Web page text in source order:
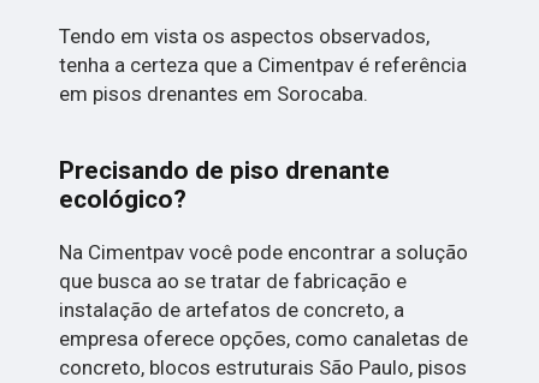
Tendo em vista os aspectos observados,
tenha a certeza que a Cimentpav é referência
em pisos drenantes em Sorocaba.
Precisando de piso drenante
ecológico?
Na Cimentpav você pode encontrar a solução
que busca ao se tratar de fabricação e
instalação de artefatos de concreto, a
empresa oferece opções, como canaletas de
concreto, blocos estruturais São Paulo, pisos